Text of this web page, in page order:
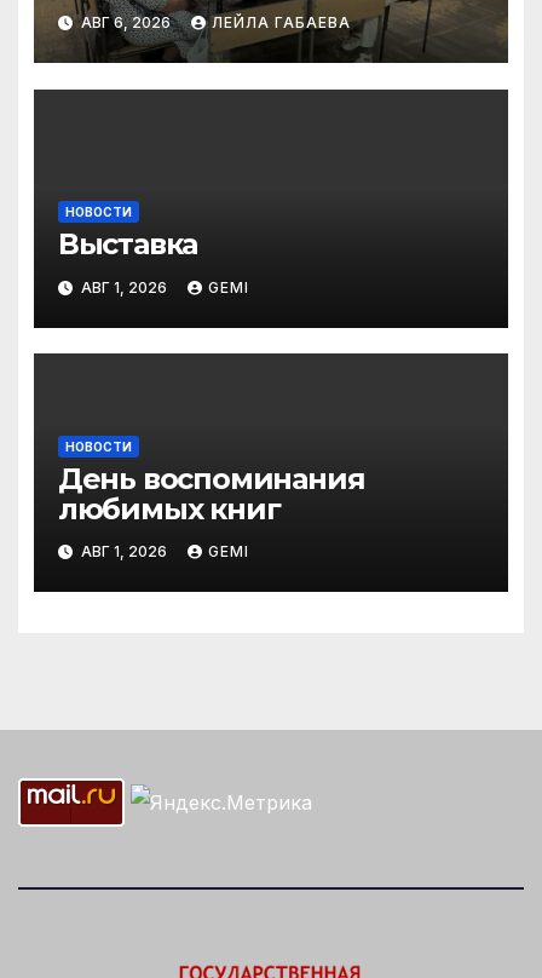
АВГ 6, 2026 ЛЕЙЛА ГАБАЕВА
НОВОСТИ
Выставка
АВГ 1, 2026 GEMI
НОВОСТИ
День воспоминания
любимых книг
АВГ 1, 2026 GEMI